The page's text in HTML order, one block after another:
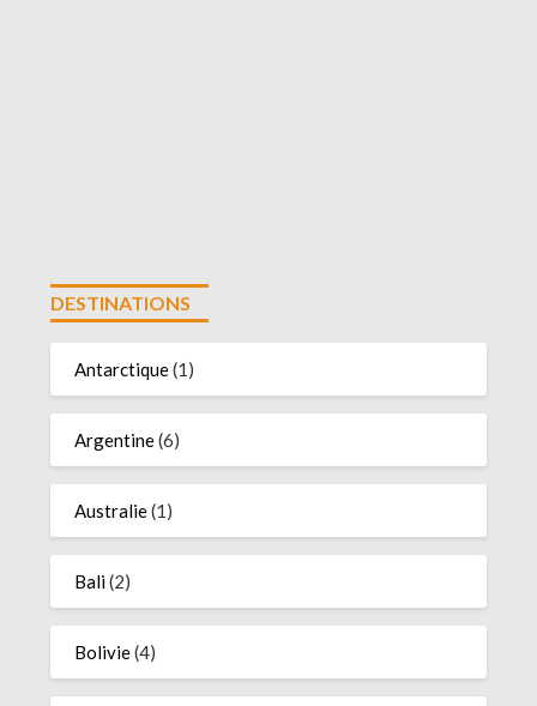
DESTINATIONS
Antarctique(1)
Argentine(6)
Australie(1)
Bali(2)
Bolivie(4)